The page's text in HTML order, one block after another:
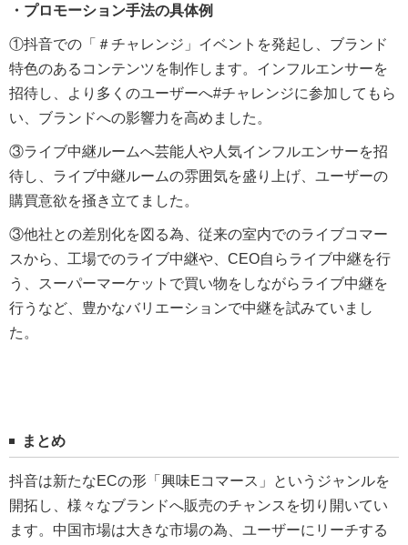
・プロモーション手法の具体例
①抖音での「＃チャレンジ」イベントを発起し、ブランド
特色のあるコンテンツを制作します。インフルエンサーを
招待し、より多くのユーザーへ#チャレンジに参加してもら
い、ブランドへの影響力を高めました。
③ライブ中継ルームへ芸能人や人気インフルエンサーを招
待し、ライブ中継ルームの雰囲気を盛り上げ、ユーザーの
購買意欲を掻き立てました。
③他社との差別化を図る為、従来の室内でのライブコマー
スから、工場でのライブ中継や、CEO自らライブ中継を行
う、スーパーマーケットで買い物をしながらライブ中継を
行うなど、豊かなバリエーションで中継を試みていまし
た。
まとめ
抖音は新たなECの形「興味Eコマース」というジャンルを
開拓し、様々なブランドへ販売のチャンスを切り開いてい
ます。中国市場は大きな市場の為、ユーザーにリーチする